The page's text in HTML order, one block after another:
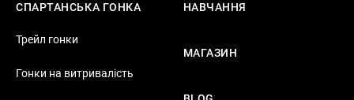
СПАРТАНСЬКА ГОНКА
Трейл гонки
Гонки на витривалість
НАВЧАННЯ
МАГАЗИН